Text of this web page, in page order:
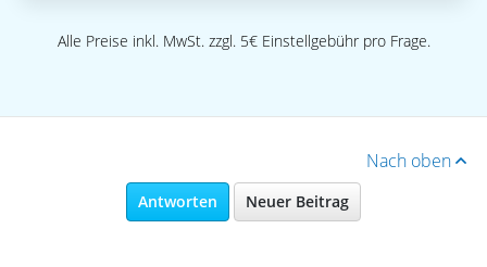
Alle Preise inkl. MwSt. zzgl. 5€ Einstellgebühr pro Frage.
Nach oben
Antworten Neuer Beitrag